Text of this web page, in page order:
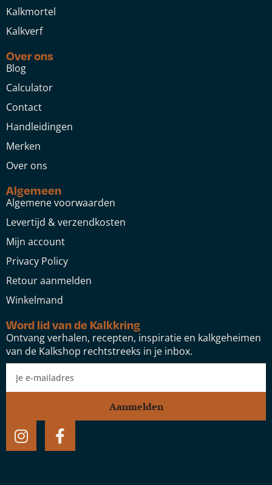
Kalkmortel
Kalkverf
Over ons
Blog
Calculator
Contact
Handleidingen
Merken
Over ons
Algemeen
Algemene voorwaarden
Levertijd & verzendkosten
Mijn account
Privacy Policy
Retour aanmelden
Winkelmand
Word lid van de Kalkkring
Ontvang verhalen, recepten, inspiratie en kalkgeheimen
van de Kalkshop rechtstreeks in je inbox.
Aanmelden